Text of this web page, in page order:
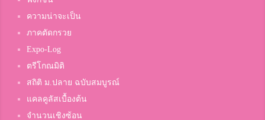
ความน่าจะเป็น
ภาคตัดกรวย
Expo-Log
ตรีโกณมิติ
สถิติ ม.ปลาย ฉบับสมบูรณ์
แคลคูลัสเบื้องต้น
จำนวนเชิงซ้อน